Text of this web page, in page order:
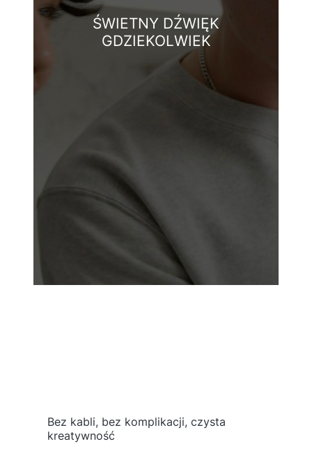
ŚWIETNY DŹWIĘK
GDZIEKOLWIEK
Bez kabli, bez komplikacji, czysta
kreatywność